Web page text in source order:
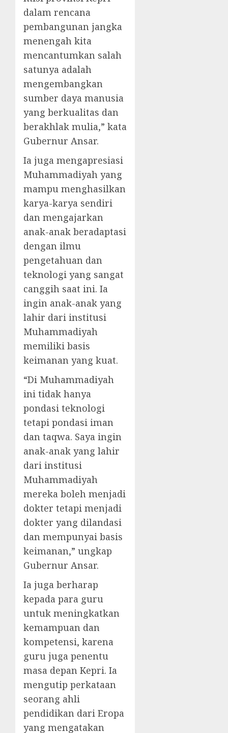
dalam rencana
pembangunan jangka
menengah kita
mencantumkan salah
satunya adalah
mengembangkan
sumber daya manusia
yang berkualitas dan
berakhlak mulia,” kata
Gubernur Ansar.
Ia juga mengapresiasi
Muhammadiyah yang
mampu menghasilkan
karya-karya sendiri
dan mengajarkan
anak-anak beradaptasi
dengan ilmu
pengetahuan dan
teknologi yang sangat
canggih saat ini. Ia
ingin anak-anak yang
lahir dari institusi
Muhammadiyah
memiliki basis
keimanan yang kuat.
“Di Muhammadiyah
ini tidak hanya
pondasi teknologi
tetapi pondasi iman
dan taqwa. Saya ingin
anak-anak yang lahir
dari institusi
Muhammadiyah
mereka boleh menjadi
dokter tetapi menjadi
dokter yang dilandasi
dan mempunyai basis
keimanan,” ungkap
Gubernur Ansar.
Ia juga berharap
kepada para guru
untuk meningkatkan
kemampuan dan
kompetensi, karena
guru juga penentu
masa depan Kepri. Ia
mengutip perkataan
seorang ahli
pendidikan dari Eropa
yang mengatakan